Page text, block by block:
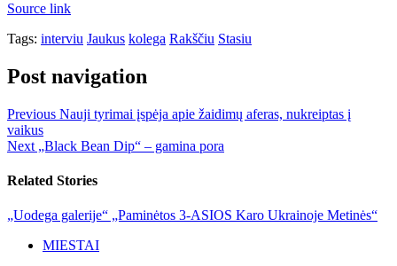
Source link
Tags: interviu Jaukus kolega Rakščiu Stasiu
Post navigation
Previous Nauji tyrimai įspėja apie žaidimų aferas, nukreiptas į
vaikus
Next „Black Bean Dip“ – gamina pora
Related Stories
„Uodega galerije“ „Paminėtos 3-ASIOS Karo Ukrainoje Metinės“
MIESTAI